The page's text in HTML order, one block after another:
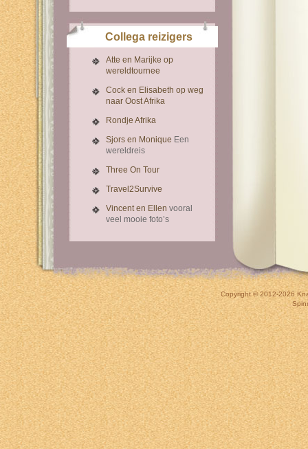
Collega reizigers
Atte en Marijke op
wereldtournee
Cock en Elisabeth op weg
naar Oost Afrika
Rondje Afrika
Sjors en Monique Een
wereldreis
Three On Tour
Travel2Survive
Vincent en Ellen vooral
veel mooie foto’s
Copyright © 2012-2026